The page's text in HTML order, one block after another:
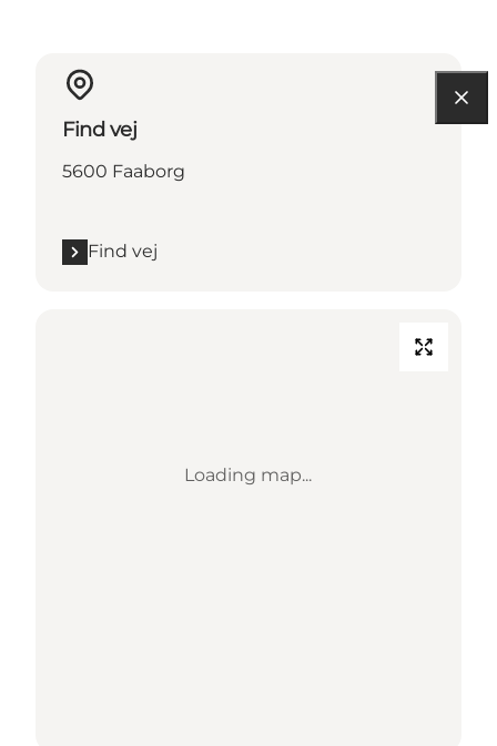
Find vej
5600 Faaborg
Find vej
Loading map...